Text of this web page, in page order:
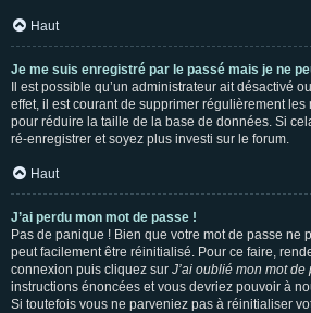
Haut
Je me suis enregistré par le passé mais je ne
Il est possible qu’un administrateur ait désactivé
effet, il est courant de supprimer régulièrement les
pour réduire la taille de la base de données. Si
ré-enregistrer et soyez plus investi sur le forum.
Haut
J’ai perdu mon mot de passe !
Pas de panique ! Bien que votre mot de passe ne
peut facilement être réinitialisé. Pour ce faire,
connexion puis cliquez sur J’ai oublié mon mot de
instructions énoncées et vous devriez pouvoir à
Si toutefois vous ne parveniez pas à réinitialiser